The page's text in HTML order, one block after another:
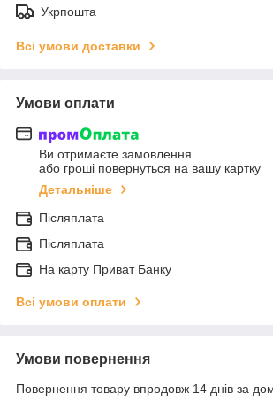
Укрпошта
Всі умови доставки
Умови оплати
Ви отримаєте замовлення
або гроші повернуться на вашу картку
Детальніше
Післяплата
Післяплата
На карту Приват Банку
Всі умови оплати
Умови повернення
Повернення товару впродовж 14 днів за